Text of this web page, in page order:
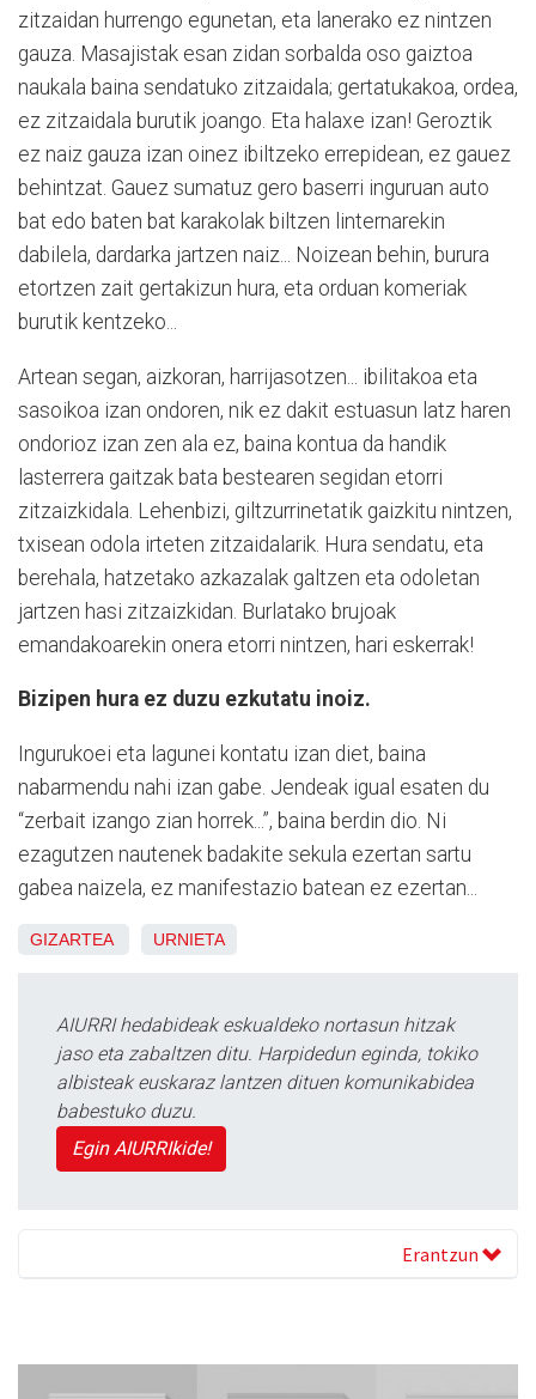
zitzaidan hurrengo egunetan, eta lanerako ez nintzen
gauza. Masajistak esan zidan sorbalda oso gaiztoa
naukala baina sendatuko zitzaidala; gertatukakoa, ordea,
ez zitzaidala burutik joango. Eta halaxe izan! Geroztik
ez naiz gauza izan oinez ibiltzeko errepidean, ez gauez
behintzat. Gauez sumatuz gero baserri inguruan auto
bat edo baten bat karakolak biltzen linternarekin
dabilela, dardarka jartzen naiz... Noizean behin, burura
etortzen zait gertakizun hura, eta orduan komeriak
burutik kentzeko...
Artean segan, aizkoran, harrijasotzen... ibilitakoa eta
sasoikoa izan ondoren, nik ez dakit estuasun latz haren
ondorioz izan zen ala ez, baina kontua da handik
lasterrera gaitzak bata bestearen segidan etorri
zitzaizkidala. Lehenbizi, giltzurrinetatik gaizkitu nintzen,
txisean odola irteten zitzaidalarik. Hura sendatu, eta
berehala, hatzetako azkazalak galtzen eta odoletan
jartzen hasi zitzaizkidan. Burlatako brujoak
emandakoarekin onera etorri nintzen, hari eskerrak!
Bizipen hura ez duzu ezkutatu inoiz.
Ingurukoei eta lagunei kontatu izan diet, baina
nabarmendu nahi izan gabe. Jendeak igual esaten du
“zerbait izango zian horrek...”, baina berdin dio. Ni
ezagutzen nautenek badakite sekula ezertan sartu
gabea naizela, ez manifestazio batean ez ezertan...
GIZARTEA URNIETA
AIURRI hedabideak eskualdeko nortasun hitzak
jaso eta zabaltzen ditu. Harpidedun eginda, tokiko
albisteak euskaraz lantzen dituen komunikabidea
babestuko duzu.
Egin AIURRIkide!
Erantzun